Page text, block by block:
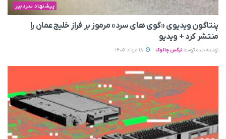
پیشنهاد سردبیر
پنتاگون ویدیوی «گوی های سرد» مرموز بر فراز خلیج عمان را
منتشر کرد + ویدیو
نوشته شده توسط نرگس چالوک